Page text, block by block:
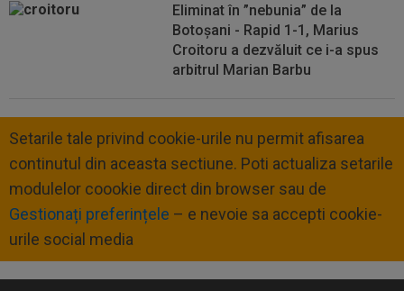
Eliminat în ”nebunia” de la
Botoșani - Rapid 1-1, Marius
Croitoru a dezvăluit ce i-a spus
arbitrul Marian Barbu
Setarile tale privind cookie-urile nu permit afisarea
continutul din aceasta sectiune. Poti actualiza setarile
modulelor coookie direct din browser sau de
Gestionați preferințele – e nevoie sa accepti cookie-
urile social media